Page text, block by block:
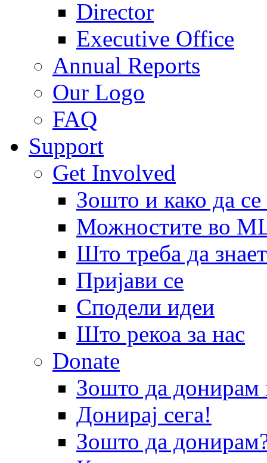
Director
Executive Office
Annual Reports
Our Logo
FAQ
Support
Get Involved
Зошто и како да
Можностите во
Што треба да
Пријави се
Сподели идеи
Што рекоа за нас
Donate
Зошто да
Донирај сега!
Зошто да